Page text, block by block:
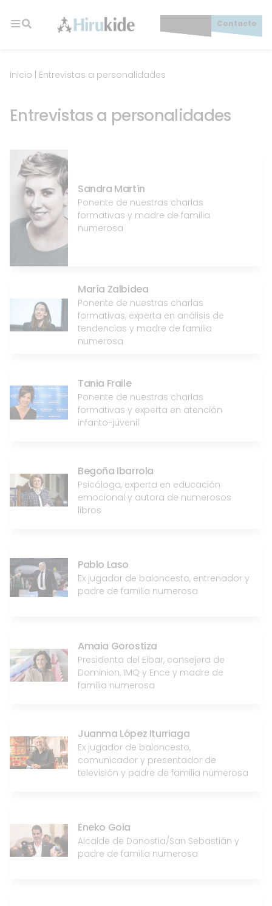
Contacto
Inicio Entrevistas a personalidades
Entrevistas a personalidades
Sandra Martín
Ponente de nuestras charlas
formativas y madre de familia
numerosa
María Zalbidea
Ponente de nuestras charlas
formativas, experta en análisis de
tendencias y madre de familia
numerosa
Tania Fraile
Ponente de nuestras charlas
formativas y experta en atención
infanto-juvenil
Begoña Ibarrola
Psicóloga, experta en educación
emocional y autora de numerosos
libros
Pablo Laso
Ex jugador de baloncesto, entrenador y
padre de familia numerosa
Amaia Gorostiza
Presidenta del Eibar, consejera de
Dominion, IMQ y Ence y madre de
familia numerosa
Juanma López Iturriaga
Ex jugador de baloncesto,
comunicador y presentador de
televisión y padre de familia numerosa
Eneko Goia
Alcalde de Donostia/San Sebastián y
padre de familia numerosa